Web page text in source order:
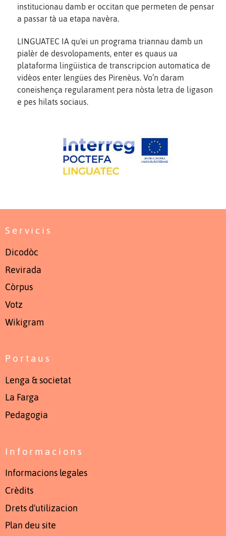
institucionau damb er occitan que permeten de pensar
a passar tà ua etapa navèra.
LINGUATEC IA qu'ei un programa triannau damb un
pialèr de desvolopaments, enter es quaus ua
plataforma lingüistica de transcripcion automatica de
vidèos enter lengües des Pirenèus. Vo’n daram
coneishença regularament pera nòsta letra de ligason
e pes hilats sociaus.
Servicis
Dicodòc
Revirada
Còrpus
Votz
Wikigram
Portaus
Lenga & societat
La Farga
Pedagogia
Informacions
Informacions legales
Crèdits
Drets d'utilizacion
Plan deu site